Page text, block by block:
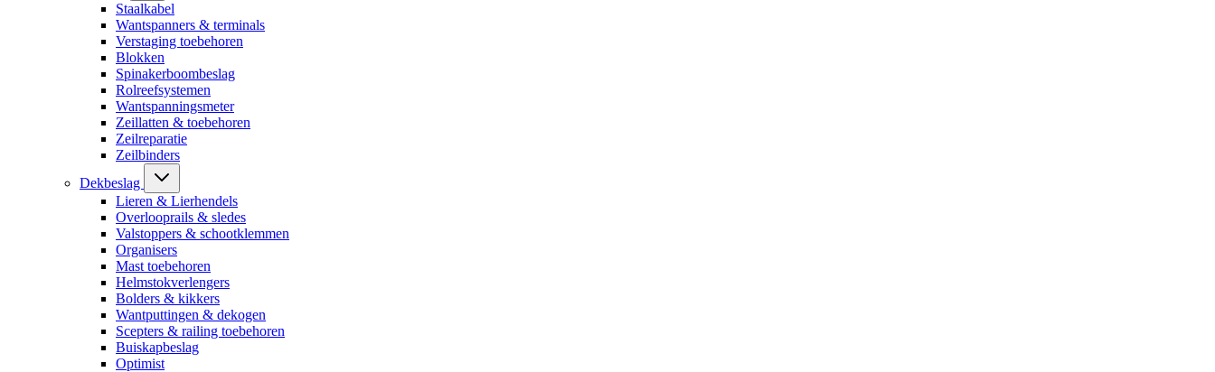
Staalkabel
Wantspanners & terminals
Verstaging toebehoren
Blokken
Spinakerboombeslag
Rolreefsystemen
Wantspanningsmeter
Zeillatten & toebehoren
Zeilreparatie
Zeilbinders
Dekbeslag
Lieren & Lierhendels
Overlooprails & sledes
Valstoppers & schootklemmen
Organisers
Mast toebehoren
Helmstokverlengers
Bolders & kikkers
Wantputtingen & dekogen
Scepters & railing toebehoren
Buiskapbeslag
Optimist